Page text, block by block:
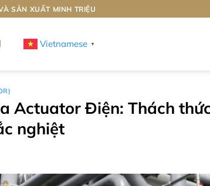
SẢN XUẤT MINH TRIỆU
Vietnamese ▼
Actuator Điện: Thách
nghiệt